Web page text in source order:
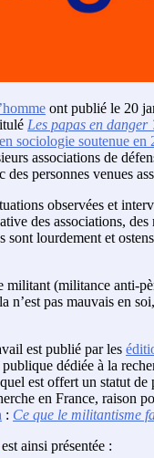
ont publié le 20
Les papas en danger
sociologie soutenue en
associations de
personnes venues
observées et
des associations,
lourdement et
militant (militance anti-
pas mauvais en
est publié par les
dédiée à la
est offert un statut
en France, raison
: Ce que le militantisme
est ainsi présentée :